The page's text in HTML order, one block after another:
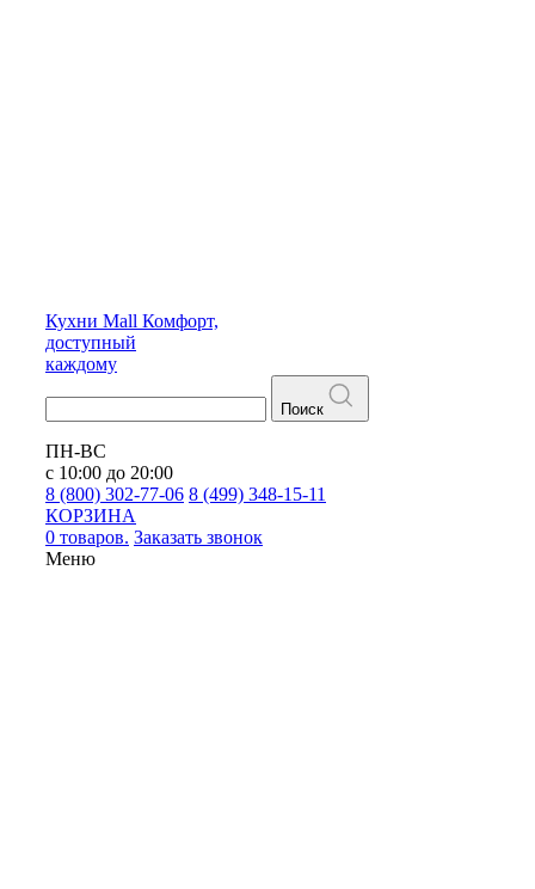
Кухни Mall Комфорт,
доступный
каждому
Поиск
ПН-ВС
с 10:00 до 20:00
8 (800) 302-77-06 8 (499) 348-15-11
КОРЗИНА
0 товаров. Заказать звонок
Меню